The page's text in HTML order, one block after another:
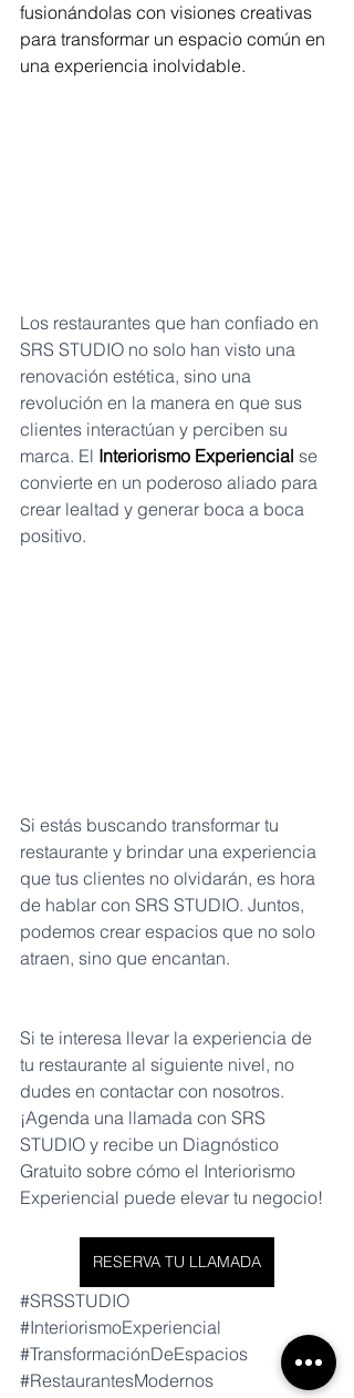
fusionándolas con visiones creativas
para transformar un espacio común en
una experiencia inolvidable.
Los restaurantes que han confiado en
SRS STUDIO no solo han visto una
renovación estética, sino una
revolución en la manera en que sus
clientes interactúan y perciben su
marca. El Interiorismo Experiencial se
convierte en un poderoso aliado para
crear lealtad y generar boca a boca
positivo.
Si estás buscando transformar tu
restaurante y brindar una experiencia
que tus clientes no olvidarán, es hora
de hablar con SRS STUDIO. Juntos,
podemos crear espacios que no solo
atraen, sino que encantan.
Si te interesa llevar la experiencia de
tu restaurante al siguiente nivel, no
dudes en contactar con nosotros.
¡Agenda una llamada con SRS
STUDIO y recibe un Diagnóstico
Gratuito sobre cómo el Interiorismo
Experiencial puede elevar tu negocio!
RESERVA TU LLAMADA
#SRSSTUDIO
#InteriorismoExperiencial
#TransformaciónDeEspacios
#RestaurantesModernos